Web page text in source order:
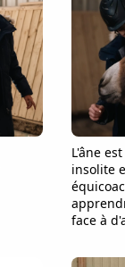
L'âne
insolite
face à